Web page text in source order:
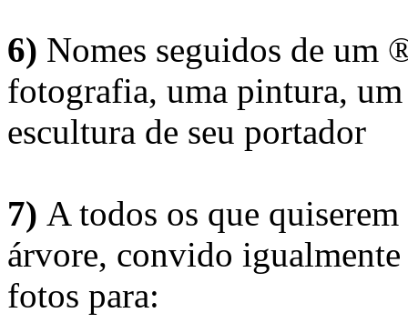
6) Nomes seguidos de um
fotografia, uma pintura,
escultura de seu portador
7) A todos os que
árvore, convido
fotos para: